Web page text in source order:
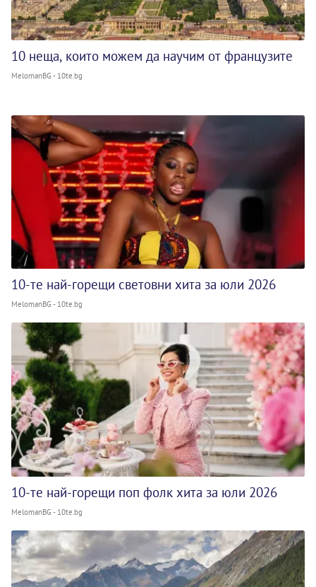
10 неща, които можем да научим от французите
MelomanBG - 10te.bg
10-те най-горещи световни хита за юли 2026
MelomanBG - 10te.bg
10-те най-горещи поп фолк хита за юли 2026
MelomanBG - 10te.bg